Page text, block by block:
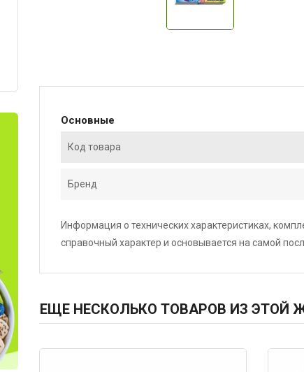
времени. Курьер Анвар,
Основные
Код товара
Бренд
Информация о технических характеристиках,
справочный характер и основывается на самой
ЕЩЕ НЕСКОЛЬКО ТОВАРОВ ИЗ ЭТОЙ